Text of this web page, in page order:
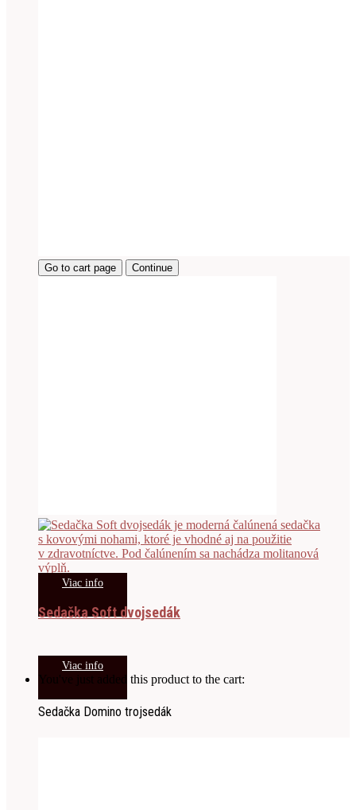
Go to cart page Continue
Viac info
Sedačka Soft dvojsedák
Viac info
You've just added this product to the cart:
Sedačka Domino trojsedák